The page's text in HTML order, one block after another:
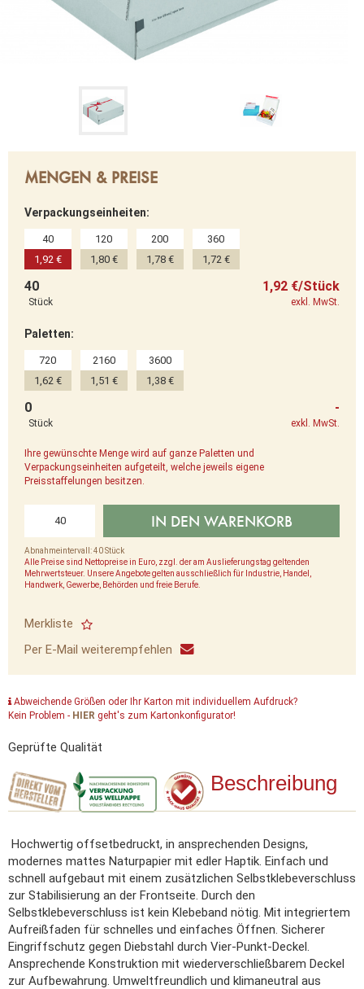
MENGEN & PREISE
Verpackungseinheiten:
40
1,92 €
120
1,80 €
200
1,78 €
360
1,72 €
40
Stück
1,92 €/Stück
exkl. MwSt.
Paletten:
720
1,62 €
2160
1,51 €
3600
1,38 €
0
Stück
-
exkl. MwSt.
Ihre gewünschte Menge wird auf ganze Paletten und
Verpackungseinheiten aufgeteilt, welche jeweils eigene
Preisstaffelungen besitzen.
Abnahmeintervall: 40 Stück
Alle Preise sind Nettopreise in Euro, zzgl. der am Auslieferungstag geltenden
Mehrwertsteuer. Unsere Angebote gelten ausschließlich für Industrie, Handel,
Handwerk, Gewerbe, Behörden und freie Berufe.
IN DEN WARENKORB
Merkliste
Per E-Mail weiterempfehlen
Abweichende Größen oder Ihr Karton mit individuellem Aufdruck?
Kein Problem - HIER geht's zum Kartonkonfigurator!
Geprüfte Qualität
Beschreibung
Hochwertig offsetbedruckt, in ansprechenden Designs,
modernes mattes Naturpapier mit edler Haptik. Einfach und
schnell aufgebaut mit einem zusätzlichen Selbstklebeverschluss
zur Stabilisierung an der Frontseite. Durch den
Selbstklebeverschluss ist kein Klebeband nötig. Mit integriertem
Aufreißfaden für schnelles und einfaches Öffnen. Sicherer
Eingriffschutz gegen Diebstahl durch Vier-Punkt-Deckel.
Ansprechende Konstruktion mit wiederverschließbarem Deckel
zur Aufbewahrung. Umweltfreundlich und klimaneutral aus